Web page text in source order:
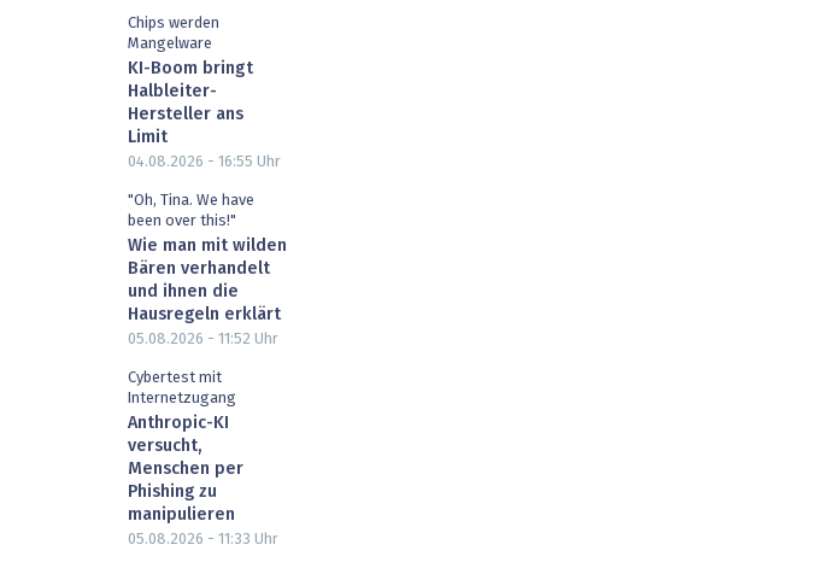
Chips werden
Mangelware
KI-Boom bringt
Halbleiter-
Hersteller ans
Limit
04.08.2026 - 16:55 Uhr
"Oh, Tina. We have
been over this!"
Wie man mit wilden
Bären verhandelt
und ihnen die
Hausregeln erklärt
05.08.2026 - 11:52 Uhr
Cybertest mit
Internetzugang
Anthropic-KI
versucht,
Menschen per
Phishing zu
manipulieren
05.08.2026 - 11:33 Uhr